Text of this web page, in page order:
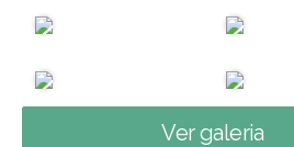
Ver galeria